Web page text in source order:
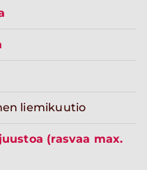
liemikuutio
(rasvaa max.